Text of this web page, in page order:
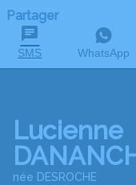
Partager
SMS WhatsApp
Lucienne
née DESROCHE